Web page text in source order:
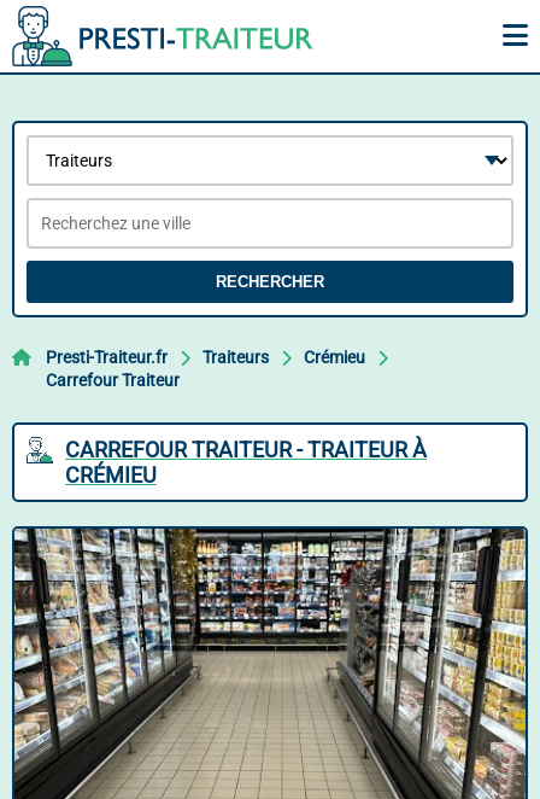
RECHERCHER
Presti-Traiteur.fr Traiteurs
Crémieu
Carrefour Traiteur
CARREFOUR TRAITEUR - TRAITEUR À
CRÉMIEU